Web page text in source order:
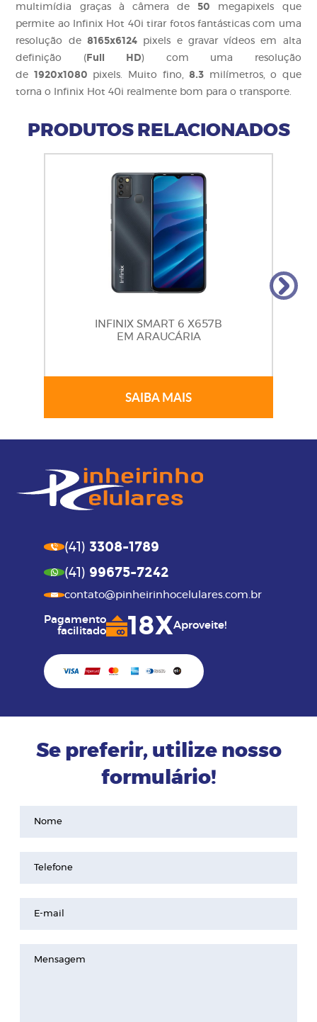
multimídia graças à câmera de 50 megapixels que
permite ao Infinix Hot 40i tirar fotos fantásticas com uma
resolução de 8165x6124pixels e gravar vídeos em alta
definição (Full HD) com uma resolução
de 1920x1080 pixels. Muito fino,8.3 milímetros, o que
torna o Infinix Hot 40i realmente bom para o transporte.
PRODUTOS RELACIONADOS
INFINIX SMART 6 X657B
EM ARAUCÁRIA
SAIBA MAIS
(41) 3308-1789
(41) 99675-7242
contato@pinheirinhocelulares.com.br
Pagamento
facilitado
18XAproveite!
Se preferir, utilize nosso
formulário!
Nome
Telefone
E-mail
Mensagem